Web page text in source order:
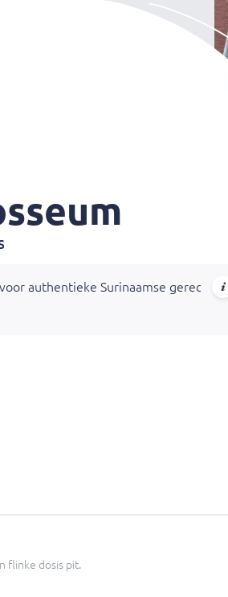
authentieke Surinaamse
flinke dosis pit.